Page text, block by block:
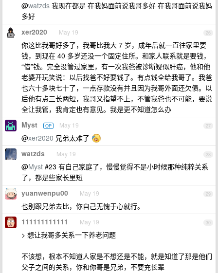
@watzds 我现在都是 在我妈面前说我哥多好 在我哥面前说我妈
多好
26
xer2020 May 19
你这比我哥好多了，我哥比我大 7 岁，成年后就一直往家里要
钱，到现在 40 多岁还没一个固定住所。和家人联系就是要钱，
“借”钱。完全没管过家里，有一次我爸被诊断疑似肝癌，他和他
老婆开玩笑说：以后找爸不好要钱了。有点钱全给我哥了。我爸
也六十多块七十了，一点存款没有并且因为我哥外面还欠债。以
后他有点三长两短，我哥又指望不上，不管我爸也不可能，要说
全让我管，我肯定也有意见。我是更不知道怎么办
27
Myst OP May 19
@xer2020 兄弟太难了
28
watzds May 19
@Myst #23 有自己家庭了，慢慢觉得不是小时候那种纯粹关系
了，都是些家长里短
29
yuanwenpu00 May 19
也别跟兄弟去比，你自己无愧于心就行。
30
111111111111 May 19
> 想让我哥多关系一下养老问题
不该想，根本不知道人家是不想还是不能，就是知道了那是他们
父子之间的关系，你和你哥是兄弟，不要充长辈